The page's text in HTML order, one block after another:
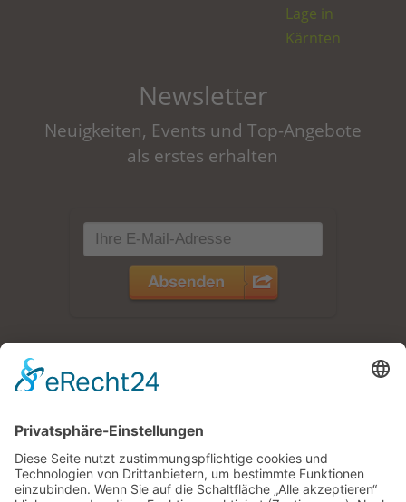
Lage in
Kärnten
Newsletter
Neuigkeiten, Events und Top-Angebote
als erstes erhalten
Zimmer /
Ferienwohnungen
Jetzt buchen